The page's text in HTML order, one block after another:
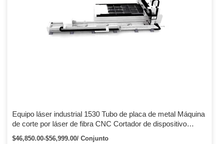
Equipo láser industrial 1530 Tubo de placa de metal Máquina
de corte por láser de fibra CNC Cortador de dispositivo
rotativo
$46,850.00-$56,999.00/ Conjunto